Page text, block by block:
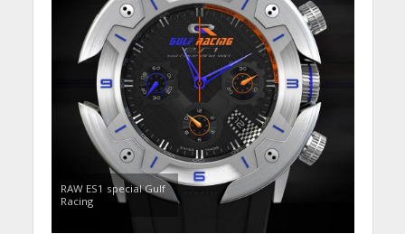
RAW ES1 special Gulf
Racing